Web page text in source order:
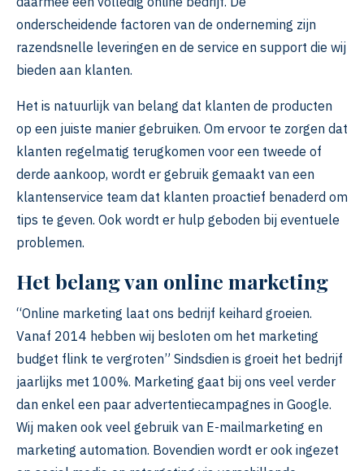
onderscheidende factoren van de onderneming zijn
razendsnelle leveringen en de service en support die wij
bieden aan klanten.
Het is natuurlijk van belang dat klanten de producten
op een juiste manier gebruiken. Om ervoor te zorgen dat
klanten regelmatig terugkomen voor een tweede of
derde aankoop, wordt er gebruik gemaakt van een
klantenservice team dat klanten proactief benaderd om
tips te geven. Ook wordt er hulp geboden bij eventuele
problemen.
Het belang van online marketing
“Online marketing laat ons bedrijf keihard groeien.
Vanaf 2014 hebben wij besloten om het marketing
budget flink te vergroten” Sindsdien is groeit het bedrijf
jaarlijks met 100%. Marketing gaat bij ons veel verder
dan enkel een paar advertentiecampagnes in Google.
Wij maken ook veel gebruik van E-mailmarketing en
marketing automation. Bovendien wordt er ook ingezet